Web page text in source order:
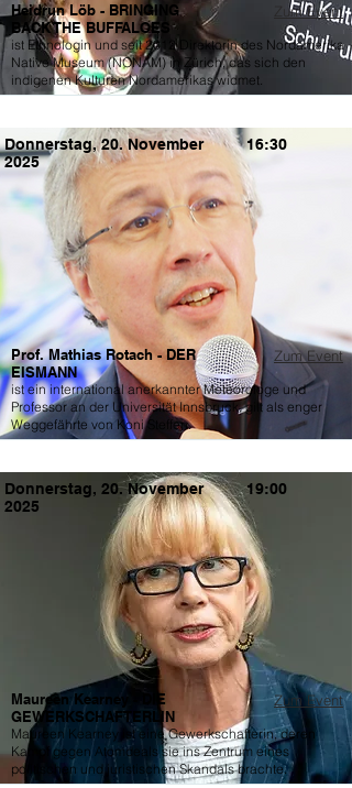
Heidrun Löb - BRINGING
BACK THE BUFFALOES
ist Ethnologin und seit 2012 Direktorin des Nordamerika
Native Museum (NONAM) in Zürich, das sich den
indigenen Kulturen Nordamerikas widmet.
Zum Event
Donnerstag, 20. November
2025
16:30
Prof. Mathias Rotach - DER
EISMANN
ist ein international anerkannter Meteorologe und
Professor an der Universität Innsbruck, gilt als enger
Weggefährte von Koni Steffen.
Zum Event
Donnerstag, 20. November
2025
19:00
Maureen Kearney - DIE
GEWERKSCHAFTERLIN
Maureen Kearney ist eine Gewerkschafterin, deren
Kampf gegen Atomdeals sie ins Zentrum eines
politischen und juristischen Skandals brachte.
Zum Event